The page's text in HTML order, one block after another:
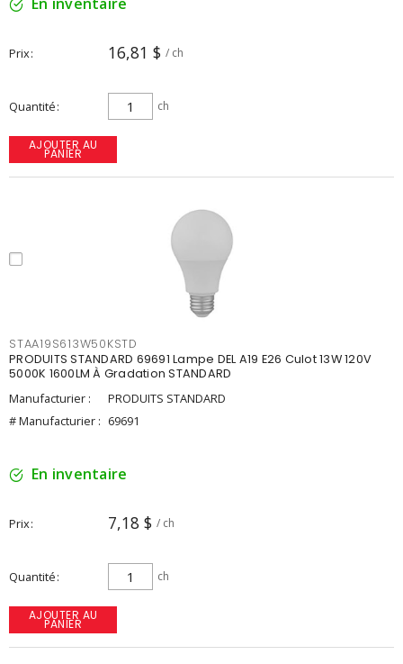
Prix 16,81 $ / ch
Quantité ch
AJOUTER AU
PANIER
STAA19S613W50KSTD
PRODUITS STANDARD 69691 Lampe DEL A19 E26 Culot 13W 120V
5000K 1600LM À Gradation STANDARD
Manufacturier :
PRODUITS STANDARD
# Manufacturier : 69691
En inventaire
Prix 7,18 $ / ch
Quantité ch
AJOUTER AU
PANIER